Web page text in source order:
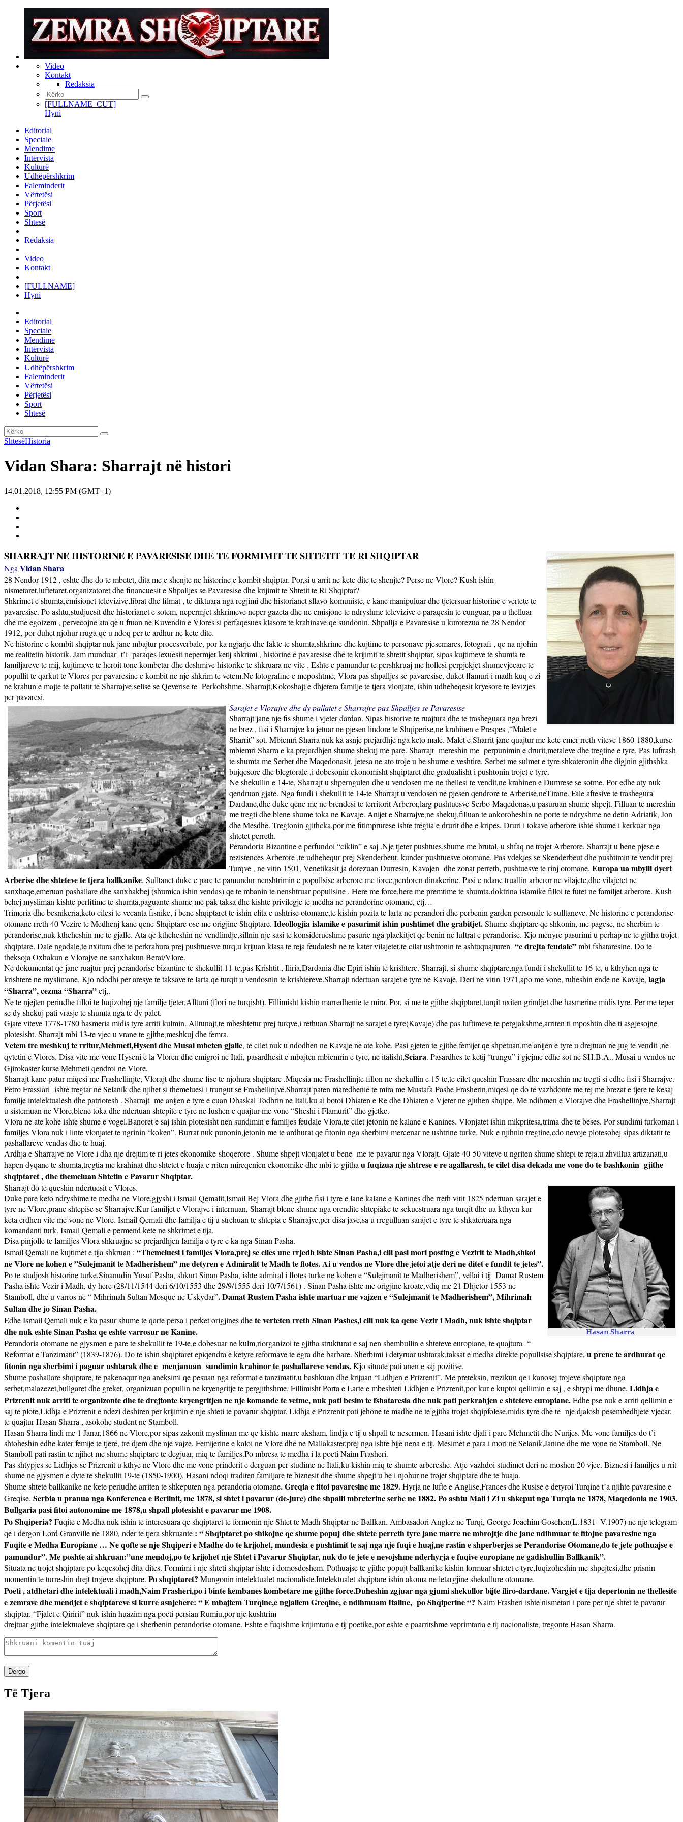
Video
Kontakt
Redaksia
[FULLNAME_CUT]
Hyni
Editorial
Speciale
Mendime
Intervista
Kulturë
Udhëpërshkrim
Faleminderit
Vërtetësi
Përjetësi
Sport
Shtesë
Redaksia
Video
Kontakt
[FULLNAME]
Hyni
Editorial
Speciale
Mendime
Intervista
Kulturë
Udhëpërshkrim
Faleminderit
Vërtetësi
Përjetësi
Sport
Shtesë
ShtesëHistoria
Vidan Shara: Sharrajt në histori
14.01.2018, 12:55 PM (GMT+1)
SHARRAJT NE HISTORINE E PAVARESISE DHE TE FORMIMIT TE SHTETIT TE RI SHQIPTAR
Nga Vidan Shara
28 Nendor 1912 , eshte dhe do te mbetet, dita me e shenjte ne historine e kombit shqiptar. Por,si u arrit ne kete dite te shenjte? Perse ne Vlore? Kush ishin
nismetaret,luftetaret,organizatoret dhe financuesit e Shpalljes se Pavaresise dhe krijimit te Shtetit te Ri Shqiptar?
Shkrimet e shumta,emisionet televizive,librat dhe filmat , te diktuara nga regjimi dhe historianet sllavo-komuniste, e kane manipuluar dhe tjetersuar historine e vertete te
pavaresise. Po ashtu,studjuesit dhe historianet e sotem, nepermjet shkrimeve neper gazeta dhe ne emisjone te ndryshme televizive e paraqesin te cunguar, pa u thelluar
dhe me egoizem , pervecojne ata qe u ftuan ne Kuvendin e Vlores si perfaqesues klasore te krahinave qe sundonin. Shpallja e Pavaresise u kurorezua ne 28 Nendor
1912, por duhet njohur rruga qe u ndoq per te ardhur ne kete dite.
Ne historine e kombit shqiptar nuk jane mbajtur procesverbale, por ka ngjarje dhe fakte te shumta,shkrime dhe kujtime te personave pjesemares, fotografi , qe na njohin
me realitetin historik. Jam munduar t’i paraqes lexuesit nepermjet ketij shkrimi , historine e pavaresise dhe te krijimit te shtetit shqiptar, sipas kujtimeve te shumta te
familjareve te mij, kujtimeve te heroit tone kombetar dhe deshmive historike te shkruara ne vite . Eshte e pamundur te pershkruaj me hollesi perpjekjet shumevjecare te
popullit te qarkut te Vlores per pavaresine e kombit ne nje shkrim te vetem.Ne fotografine e meposhtme, Vlora pas shpalljes se pavaresise, duket flamuri i madh kuq e zi
ne krahun e majte te pallatit te Sharrajve,selise se Qeverise te Perkohshme. Sharrajt,Kokoshajt e dhjetera familje te tjera vlonjate, ishin udheheqesit kryesore te levizjes
per pavaresi.
Sarajet e Vlorajve dhe dy pallatet e Sharrajve pas Shpalljes se Pavaresise
Sharrajt jane nje fis shume i vjeter dardan. Sipas historive te ruajtura dhe te trasheguara nga brezi
ne brez , fisi i Sharrajve ka jetuar ne pjesen lindore te Shqiperise,ne krahinen e Prespes ,“Malet e
Sharrit” sot. Mbiemri Sharra nuk ka asnje prejardhje nga keto male. Malet e Sharrit jane quajtur me kete emer rreth viteve 1860-1880,kurse
mbiemri Sharra e ka prejardhjen shume shekuj me pare. Sharrajt mereshin me perpunimin e drurit,metaleve dhe tregtine e tyre. Pas luftrash
te shumta me Serbet dhe Maqedonasit, jetesa ne ato troje u be shume e veshtire. Serbet me sulmet e tyre shkateronin dhe digjnin gjithshka
bujqesore dhe blegtorale ,i dobesonin ekonomisht shqiptaret dhe gradualisht i pushtonin trojet e tyre.
Ne shekullin e 14-te, Sharrajt u shperngulen dhe u vendosen me ne thellesi te vendit,ne krahinen e Dumrese se sotme. Por edhe aty nuk
qendruan gjate. Nga fundi i shekullit te 14-te Sharrajt u vendosen ne pjesen qendrore te Arberise,neTirane. Fale aftesive te trashegura
Dardane,dhe duke qene me ne brendesi te territorit Arberor,larg pushtuesve Serbo-Maqedonas,u pasuruan shume shpejt. Filluan te mereshin
me tregti dhe blene shume toka ne Kavaje. Anijet e Sharrajve,ne shekuj,filluan te ankoroheshin ne porte te ndryshme ne detin Adriatik, Jon
dhe Mesdhe. Tregtonin gjithcka,por me fitimprurese ishte tregtia e drurit dhe e kripes. Druri i tokave arberore ishte shume i kerkuar nga
shtetet perreth.
Perandoria Bizantine e perfundoi “ciklin” e saj .Nje tjeter pushtues,shume me brutal, u shfaq ne trojet Arberore. Sharrajt u bene pjese e
rezistences Arberore ,te udhehequr prej Skenderbeut, kunder pushtuesve otomane. Pas vdekjes se Skenderbeut dhe pushtimin te vendit prej
Turqve , ne vitin 1501, Venetikasit ja dorezuan Durresin, Kavajen dhe zonat perreth, pushtuesve te rinj otomane. Europa ua mbylli dyert
Arberise dhe shteteve te tjera ballkanike. Sulltanet duke e pare te pamundur nenshtrimin e popullsise arberore me force,perdoren dinakerine. Pasi e ndane truallin arberor ne vilajete,dhe vilajetet ne
sanxhaqe,emeruan pashallare dhe sanxhakbej (shumica ishin vendas) qe te mbanin te nenshtruar popullsine . Here me force,here me premtime te shumta,doktrina islamike filloi te futet ne familjet arberore. Kush
behej mysliman kishte perfitime te shumta,paguante shume me pak taksa dhe kishte privilegje te medha ne perandorine otomane, etj…
Trimeria dhe besnikeria,keto cilesi te vecanta fisnike, i bene shqiptaret te ishin elita e ushtrise otomane,te kishin pozita te larta ne perandori dhe perbenin garden personale te sulltaneve. Ne historine e perandorise
otomane rreth 40 Vezire te Medhenj kane qene Shqiptare ose me origjine Shqiptare. Ideollogjia islamike e pasurimit ishin pushtimet dhe grabitjet.Shume shqiptare qe shkonin, me pagese, ne sherbim te
perandorise,nuk ktheheshin me te gjalle. Ata qe ktheheshin ne vendlindje,sillnin nje sasi te konsiderueshme pasurie nga plackitjet qe benin ne luftrat e perandorise. Kjo menyre pasurimi u perhap ne te gjitha trojet
shqiptare. Dale ngadale,te nxitura dhe te perkrahura prej pushtuesve turq,u krijuan klasa te reja feudalesh ne te kater vilajetet,te cilat ushtronin te ashtuquajturen “e drejta feudale”mbi fshataresine. Do te
theksoja Oxhakun e Vlorajve ne sanxhakun Berat/Vlore.
Ne dokumentat qe jane ruajtur prej perandorise bizantine te shekullit 11-te,pas Krishtit , Iliria,Dardania dhe Epiri ishin te krishtere. Sharrajt, si shume shqiptare,nga fundi i shekullit te 16-te, u kthyhen nga te
krishtere ne myslimane. Kjo ndodhi per aresye te taksave te larta qe turqit u vendosnin te krishtereve.Sharrajt ndertuan sarajet e tyre ne Kavaje. Deri ne vitin 1971,apo me vone, ruheshin ende ne Kavaje, lagja
“Sharra”, cezma “Sharra”etj,.
Ne te njejten periudhe filloi te fuqizohej nje familje tjeter,Alltuni (flori ne turqisht). Fillimisht kishin marredhenie te mira. Por, si me te gjithe shqiptaret,turqit nxiten grindjet dhe hasmerine midis tyre. Per me teper
se dy shekuj pati vrasje te shumta nga te dy palet.
Gjate viteve 1778-1780 hasmeria midis tyre arriti kulmin. Alltunajt,te mbeshtetur prej turqve,i rethuan Sharrajt ne sarajet e tyre(Kavaje) dhe pas luftimeve te pergjakshme,arriten ti mposhtin dhe ti asgjesojne
plotesisht. Sharrajt mbi 13-te vjec u vrane te gjithe,meshkuj dhe femra.
Vetem tre meshkuj te rritur,Mehmeti,Hyseni dhe Musai mbeten gjalle, te cilet nuk u ndodhen ne Kavaje ne ate kohe. Pasi gjeten te gjithe femijet qe shpetuan,me anijen e tyre u drejtuan ne jug te vendit ,ne
qytetin e Vlores. Disa vite me vone Hyseni e la Vloren dhe emigroi ne Itali, pasardhesit e mbajten mbiemrin e tyre, ne italisht,Sciara. Pasardhes te ketij “trungu” i gjejme edhe sot ne SH.B.A.. Musai u vendos ne
Gjirokaster kurse Mehmeti qendroi ne Vlore.
Sharrajt kane patur miqesi me Frashellinjte, Vlorajt dhe shume fise te njohura shqiptare .Miqesia me Frashellinjte fillon ne shekullin e 15-te,te cilet queshin Frassare dhe mereshin me tregti si edhe fisi i Sharrajve.
Petro Frassiari ishte tregtar ne Selanik dhe njihet si themeluesi i trungut se Frashellinjve.Sharrajt paten maredhenie te mira me Mustafa Pashe Frasherin,miqesi qe do te vazhdonte me tej me brezat e tjere te kesaj
familje intelektualesh dhe patriotesh . Sharrajt me anijen e tyre e cuan Dhaskal Todhrin ne Itali,ku ai botoi Dhiaten e Re dhe Dhiaten e Vjeter ne gjuhen shqipe. Me ndihmen e Vlorajve dhe Frashellinjve,Sharrajt
u sistemuan ne Vlore,blene toka dhe ndertuan shtepite e tyre ne fushen e quajtur me vone “Sheshi i Flamurit” dhe gjetke.
Vlora ne ate kohe ishte shume e vogel.Banoret e saj ishin plotesisht nen sundimin e familjes feudale Vlora,te cilet jetonin ne kalane e Kanines. Vlonjatet ishin mikpritesa,trima dhe te beses. Por sundimi turkoman i
familjes Vlora nuk i linte vlonjatet te ngrinin “koken”. Burrat nuk punonin,jetonin me te ardhurat qe fitonin nga sherbimi mercenar ne ushtrine turke. Nuk e njihnin tregtine,cdo nevoje plotesohej sipas diktatit te
pashallareve vendas dhe te huaj.
Ardhja e Sharrajve ne Vlore i dha nje drejtim te ri jetes ekonomike-shoqerore . Shume shpejt vlonjatet u bene me te pavarur nga Vlorajt. Gjate 40-50 viteve u ngriten shume shtepi te reja,u zhvillua artizanati,u
hapen dyqane te shumta,tregtia me krahinat dhe shtetet e huaja e rriten mireqenien ekonomike dhe mbi te gjitha u fuqizua nje shtrese e re agallaresh, te cilet disa dekada me vone do te bashkonin gjithe
shqiptaret , dhe themeluan Shtetin e Pavarur Shqiptar.
Sharrajt do te queshin ndertuesit e Vlores.
Duke pare keto ndryshime te medha ne Vlore,gjyshi i Ismail Qemalit,Ismail Bej Vlora dhe gjithe fisi i tyre e lane kalane e Kanines dhe rreth vitit 1825 ndertuan sarajet e
tyre ne Vlore,prane shtepise se Sharrajve.Kur familjet e Vlorajve i internuan, Sharrajt blene shume nga orendite shtepiake te sekuestruara nga turqit dhe ua kthyen kur
keta erdhen vite me vone ne Vlore. Ismail Qemali dhe familja e tij u strehuan te shtepia e Sharrajve,per disa jave,sa u rregulluan sarajet e tyre te shkateruara nga
komandanti turk. Ismail Qemali e permend kete ne shkrimet e tija.
Disa pinjolle te familjes Vlora shkruajne se prejardhjen familja e tyre e ka nga Sinan Pasha.
Ismail Qemali ne kujtimet e tija shkruan : “Themeluesi i familjes Vlora,prej se ciles une rrjedh ishte Sinan Pasha,i cili pasi mori posting e Vezirit te Madh,shkoi
ne Vlore ne kohen e ”Sulejmanit te Madherishem” me detyren e Admiralit te Madh te flotes. Ai u vendos ne Vlore dhe jetoi atje deri ne ditet e fundit te jetes”.
Po te studjosh historine turke,Sinanudin Yusuf Pasha, shkurt Sinan Pasha, ishte admiral i flotes turke ne kohen e “Sulejmanit te Madherishem”, vellai i tij Damat Rustem
Pasha ishte Vezir i Madh, dy here (28/11/1544 deri 6/10/1553 dhe 29/9/1555 deri 10/7/1561) . Sinan Pasha ishte me origjine kroate,vdiq me 21 Dhjetor 1553 ne
Stamboll, dhe u varros ne “ Mihrimah Sultan Mosque ne Uskydar”. Damat Rustem Pasha ishte martuar me vajzen e “Sulejmanit te Madherishem”, Mihrimah
Sultan dhe jo Sinan Pasha.
Edhe Ismail Qemali nuk e ka pasur shume te qarte persa i perket origjines dhete verteten rreth Sinan Pashes,i cili nuk ka qene Vezir i Madh, nuk ishte shqiptar
dhe nuk eshte Sinan Pasha qe eshte varrosur ne Kanine.
Perandoria otomane ne gjysmen e pare te shekullit te 19-te,e dobesuar ne kulm,riorganizoi te gjitha strukturat e saj nen shembullin e shteteve europiane, te quajtura “
Reformat e Tanzimatit” (1839-1876). Do te ishin shqiptaret epiqendra e ketyre reformave te egra dhe barbare. Sherbimi i detyruar ushtarak,taksat e medha direkte popullsise shqiptare, u prene te ardhurat qe
fitonin nga sherbimi i paguar ushtarak dhe e menjanuan sundimin krahinor te pashallareve vendas.Kjo situate pati anen e saj pozitive.
Shume pashallare shqiptare, te pakenaqur nga aneksimi qe pesuan nga reformat e tanzimatit,u bashkuan dhe krijuan “Lidhjen e Prizrenit”. Me preteksin, rrezikun qe i kanosej trojeve shqiptare nga
serbet,malazezet,bullgaret dhe greket, organizuan popullin ne kryengritje te pergjithshme. Fillimisht Porta e Larte e mbeshteti Lidhjen e Prizrenit,por kur e kuptoi qellimin e saj , e shtypi me dhune. Lidhja e
Prizrenit nuk arriti te organizonte dhe te drejtonte kryengritjen ne nje komande te vetme, nuk pati besim te fshataresia dhe nuk pati perkrahjen e shteteve europiane.Edhe pse nuk e arriti qellimin e
saj te plote,Lidhja e Prizrenit e ndezi deshiren per krijimin e nje shteti te pavarur shqiptar. Lidhja e Prizrenit pati jehone te madhe ne te gjitha trojet shqipfolese.midis tyre dhe te nje djalosh pesembedhjete vjecar,
te quajtur Hasan Sharra , asokohe student ne Stamboll.
Hasan Sharra lindi me 1 Janar,1866 ne Vlore,por sipas zakonit mysliman me qe kishte marre aksham, lindja e tij u shpall te nesermen. Hasani ishte djali i pare Mehmetit dhe Nurijes. Me vone familjes do t’i
shtoheshin edhe kater femije te tjere, tre djem dhe nje vajze. Femijerine e kaloi ne Vlore dhe ne Mallakaster,prej nga ishte bije nena e tij. Mesimet e para i mori ne Selanik,Janine dhe me vone ne Stamboll. Ne
Stamboll pati rastin te njihet me shume shqiptare te degjuar, miq te familjes.Po mbresa te medha i la poeti Naim Frasheri.
Pas shtypjes se Lidhjes se Prizrenit u kthye ne Vlore dhe me vone prinderit e derguan per studime ne Itali,ku kishin miq te shumte arbereshe. Atje vazhdoi studimet deri ne moshen 20 vjec. Biznesi i familjes u rrit
shume ne gjysmen e dyte te shekullit 19-te (1850-1900). Hasani ndoqi traditen familjare te biznesit dhe shume shpejt u be i njohur ne trojet shqiptare dhe te huaja.
Shume shtete ballkanike ne kete periudhe arriten te shkeputen nga perandoria otomane. Greqia e fitoi pavaresine me 1829.Hyrja ne lufte e Anglise,Frances dhe Rusise e detyroi Turqine t’a njihte pavaresine e
Greqise. Serbia u pranua nga Konferenca e Berlinit, me 1878, si shtet i pavarur (de-jure) dhe shpalli mbreterine serbe ne 1882. Po ashtu Mali i Zi u shkeput nga Turqia ne 1878, Maqedonia ne 1903.
Bullgaria pasi fitoi autonomine me 1878,u shpall plotesisht e pavarur me 1908.
Po Shqiperia? Fuqite e Medha nuk ishin te interesuara qe shqiptaret te formonin nje Shtet te Madh Shqiptar ne Ballkan. Ambasadori Anglez ne Turqi, George Joachim Goschen(L.1831- V.1907) ne nje telegram
qe i dergon Lord Granville ne 1880, nder te tjera shkruante : “ Shqiptaret po shikojne qe shume popuj dhe shtete perreth tyre jane marre ne mbrojtje dhe jane ndihmuar te fitojne pavaresine nga
Fuqite e Medha Europiane … Ne qofte se nje Shqiperi e Madhe do te krijohet, mundesia e pushtimit te saj nga nje fuqi e huaj,ne rastin e shperberjes se Perandorise Otomane,do te jete pothuajse e
pamundur”. Me poshte ai shkruan:”une mendoj,po te krijohet nje Shtet i Pavarur Shqiptar, nuk do te jete e nevojshme nderhyrja e fuqive europiane ne gadishullin Ballkanik”.
Situata ne trojet shqiptare po keqesohej dita-dites. Formimi i nje shteti shqiptar ishte i domosdoshem. Pothuajse te gjithe popujt ballkanike kishin formuar shtetet e tyre,fuqizoheshin me shpejtesi,dhe prisnin
momentin te turreshin drejt trojeve shqiptare. Po shqiptaret? Mungonin intelektualet nacionaliste.Intelektualet shqiptare ishin akoma ne letargjine shekullure otomane.
Poeti , atdhetari dhe intelektuali i madh,Naim Frasheri,po i binte kembanes kombetare me gjithe force.Duheshin zgjuar nga gjumi shekullor bijte iliro-dardane. Vargjet e tija depertonin ne thellesite
e zemrave dhe mendjet e shqiptareve si kurre asnjehere: “ E mbajtem Turqine,e ngjallem Greqine, e ndihmuam Italine, po Shqiperine “? Naim Frasheri ishte nismetari i pare per nje shtet te pavarur
shqiptar. “Fjalet e Qiririt” nuk ishin huazim nga poeti persian Rumiu,por nje kushtrim
drejtuar gjithe intelektualeve shqiptare qe i sherbenin perandorise otomane. Eshte e fuqishme krijimtaria e tij poetike,por eshte e paarritshme veprimtaria e tij nacionaliste, tregonte Hasan Sharra.
Dërgo
Të Tjera